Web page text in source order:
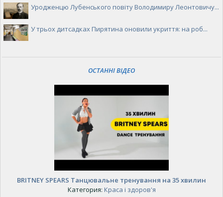
Уродженцю Лубенського повіту Володимиру Леонтовичу...
У трьох дитсадках Пирятина оновили укриття: на роб...
ОСТАННІ ВІДЕО
BRITNEY SPEARS Танцювальне тренування на 35 хвилин
Категория: Краса і здоров'я